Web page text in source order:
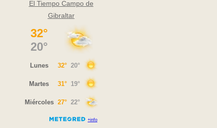
El Tiempo Campo de
Gibraltar